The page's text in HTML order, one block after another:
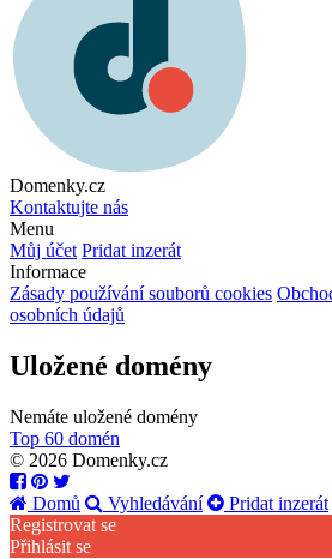
Domenky.cz
Kontaktujte nás
Menu
Můj účet Pridat inzerát
Informace
Zásady používání souborů cookies
osobních údajů
Uložené domény
Nemáte uložené domény
Top 60 domén
© 2026 Domenky.cz
Domů Vyhledávání Pridat inzerát
Registrovat se
Přihlásit se